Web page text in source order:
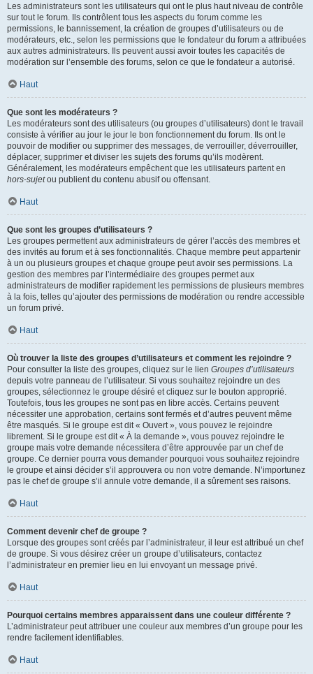
Les administrateurs sont les utilisateurs qui ont le plus haut niveau de contrôle
sur tout le forum. Ils contrôlent tous les aspects du forum comme les
permissions, le bannissement, la création de groupes d’utilisateurs ou de
modérateurs, etc., selon les permissions que le fondateur du forum a attribuées
aux autres administrateurs. Ils peuvent aussi avoir toutes les capacités de
modération sur l’ensemble des forums, selon ce que le fondateur a autorisé.
Haut
Que sont les modérateurs ?
Les modérateurs sont des utilisateurs (ou groupes d’utilisateurs) dont le travail
consiste à vérifier au jour le jour le bon fonctionnement du forum. Ils ont le
pouvoir de modifier ou supprimer des messages, de verrouiller, déverrouiller,
déplacer, supprimer et diviser les sujets des forums qu’ils modèrent.
Généralement, les modérateurs empêchent que les utilisateurs partent en
hors-sujetou publient du contenu abusif ou offensant.
Haut
Que sont les groupes d’utilisateurs ?
Les groupes permettent aux administrateurs de gérer l’accès des membres et
des invités au forum et à ses fonctionnalités. Chaque membre peut appartenir
à un ou plusieurs groupes et chaque groupe peut avoir ses permissions. La
gestion des membres par l’intermédiaire des groupes permet aux
administrateurs de modifier rapidement les permissions de plusieurs membres
à la fois, telles qu’ajouter des permissions de modération ou rendre accessible
un forum privé.
Haut
Où trouver la liste des groupes d’utilisateurs et comment les rejoindre ?
Pour consulter la liste des groupes, cliquez sur le lien Groupes d’utilisateurs
depuis votre panneau de l’utilisateur. Si vous souhaitez rejoindre un des
groupes, sélectionnez le groupe désiré et cliquez sur le bouton approprié.
Toutefois, tous les groupes ne sont pas en libre accès. Certains peuvent
nécessiter une approbation, certains sont fermés et d’autres peuvent même
être masqués. Si le groupe est dit « Ouvert », vous pouvez le rejoindre
librement. Si le groupe est dit « À la demande », vous pouvez rejoindre le
groupe mais votre demande nécessitera d’être approuvée par un chef de
groupe. Ce dernier pourra vous demander pourquoi vous souhaitez rejoindre
le groupe et ainsi décider s’il approuvera ou non votre demande. N’importunez
pas le chef de groupe s’il annule votre demande, il a sûrement ses raisons.
Haut
Comment devenir chef de groupe ?
Lorsque des groupes sont créés par l’administrateur, il leur est attribué un chef
de groupe. Si vous désirez créer un groupe d’utilisateurs, contactez
l’administrateur en premier lieu en lui envoyant un message privé.
Haut
Pourquoi certains membres apparaissent dans une couleur différente ?
L’administrateur peut attribuer une couleur aux membres d’un groupe pour les
rendre facilement identifiables.
Haut